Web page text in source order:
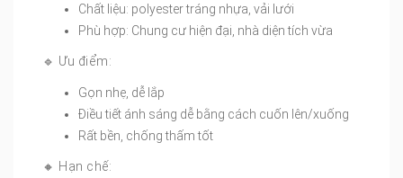
Chất liệu: polyester tráng nhựa, vải lưới
Phù hợp: Chung cư hiện đại, nhà diện tích vừa
🔹 Ưu điểm:
Gọn nhẹ, dễ lắp
Điều tiết ánh sáng dễ bằng cách cuốn lên/xuống
Rất bền, chống thấm tốt
🔸 Hạn chế: